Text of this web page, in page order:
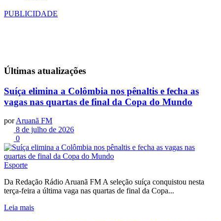
PUBLICIDADE
Últimas atualizações
Suíça elimina a Colômbia nos pênaltis e fecha as
vagas nas quartas de final da Copa do Mundo
porAruanã FM
8 de julho de 2026
0
Esporte
Da Redação Rádio Aruanã FM A seleção suíça conquistou nesta
terça-feira a última vaga nas quartas de final da Copa...
Leia mais